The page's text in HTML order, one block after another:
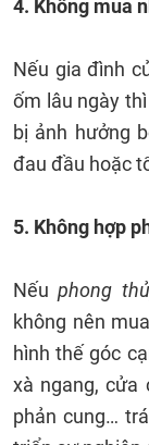
4. Không mua
Nếu gia đình
ốm lâu ngày
bị ảnh hưởng
đau đầu hoặc
5. Không hợp
Nếuphong
không nên
hình thế góc
xà ngang, cửa
phản cung…